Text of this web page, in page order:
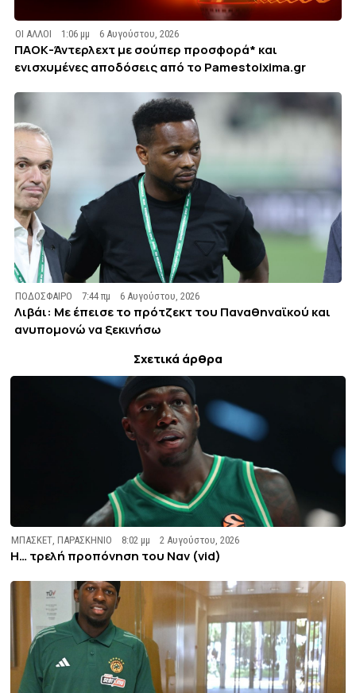
ΟΙ ΑΛΛΟΙ 1:06 μμ 6 Αυγούστου, 2026
ΠΑΟΚ-Άντερλεχτ με σούπερ προσφορά* και
ενισχυμένες αποδόσεις από το Pamestoixima.gr
ΠΟΔΟΣΦΑΙΡΟ 7:44 πμ 6 Αυγούστου, 2026
Λιβάι: Με έπεισε το πρότζεκτ του Παναθηναϊκού και
ανυπομονώ να ξεκινήσω
Σχετικά άρθρα
ΜΠΑΣΚΕΤ,ΠΑΡΑΣΚΗΝΙΟ 8:02 μμ 2 Αυγούστου, 2026
Η… τρελή προπόνηση του Ναν (vid)